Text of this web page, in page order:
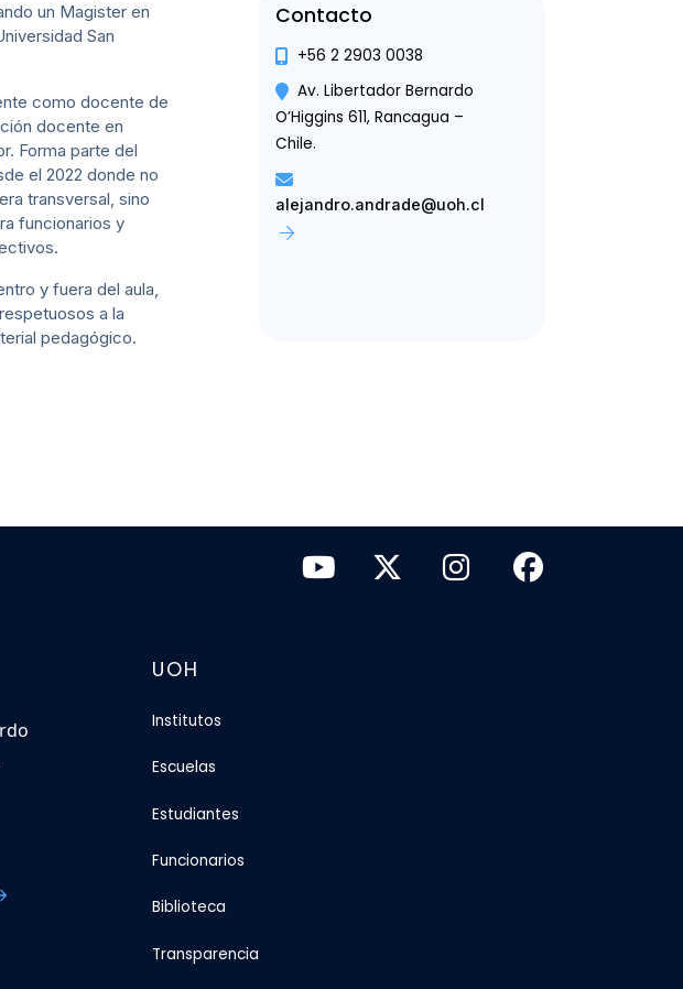
un Magister en
San
como docente de
docente en
Forma parte del
el 2022 donde no
transversal, sino
funcionarios y
y fuera del aula,
a la
pedagógico.
Contacto
+56 2 2903 0038
Av. Libertador Bernardo
O’Higgins 611, Rancagua –
Chile.
alejandro.andrade@uoh.cl
UOH
Institutos
Escuelas
Estudiantes
Funcionarios
Biblioteca
Transparencia